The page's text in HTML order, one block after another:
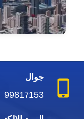
جوال
99817153